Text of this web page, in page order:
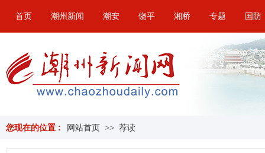
首页 潮州新闻 潮安 饶平 湘桥 专题 国防
您现在的位置 : 网站首页 >> 荐读